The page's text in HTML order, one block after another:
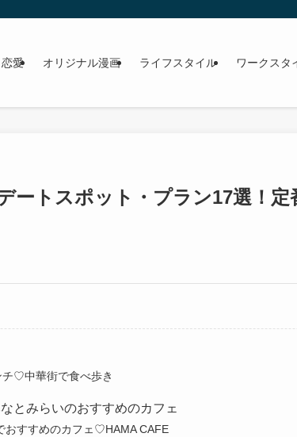
恋愛 オリジナル漫画 ライフスタイル ワークスタ
ートスポット・プラン17選！定
♡中華街で食べ歩き
なとみらいのおすすめのカフェ
おすすめのカフェ♡HAMA CAFE